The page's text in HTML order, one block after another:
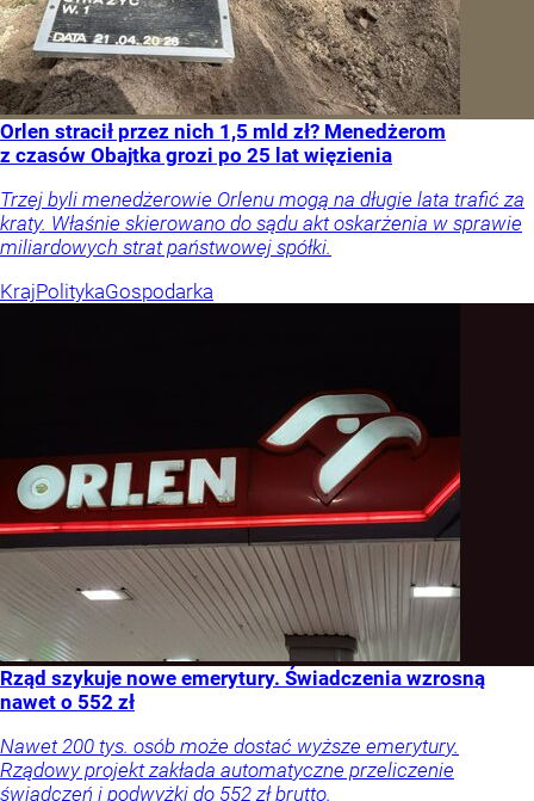
Orlen stracił przez nich 1,5 mld zł? Menedżerom
z czasów Obajtka grozi po 25 lat więzienia
Trzej byli menedżerowie Orlenu mogą na długie lata trafić za
kraty. Właśnie skierowano do sądu akt oskarżenia w sprawie
miliardowych strat państwowej spółki.
KrajPolitykaGospodarka
Rząd szykuje nowe emerytury. Świadczenia wzrosną
nawet o 552 zł
Nawet 200 tys. osób może dostać wyższe emerytury.
Rządowy projekt zakłada automatyczne przeliczenie
świadczeń i podwyżki do 552 zł brutto.